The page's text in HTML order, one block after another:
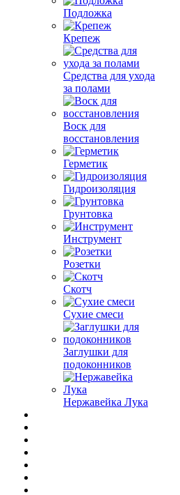
Подложка
Крепеж
Средства для ухода
за полами
Воск для
восстановления
Герметик
Гидроизоляция
Грунтовка
Инструмент
Розетки
Скотч
Сухие смеси
Заглушки для
подоконников
Нержавейка Лука